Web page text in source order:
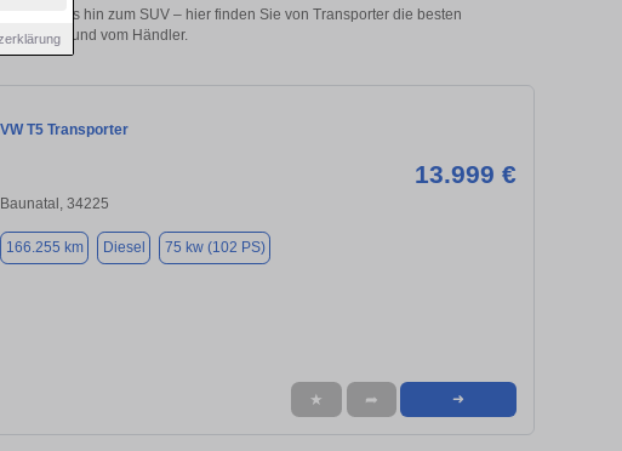
bis hin zum SUV – hier finden Sie von Transporter die besten
privat und vom Händler.
VW T5 Transporter
13.999 €
Baunatal, 34225
166.255 km Diesel 75 kw (102 PS)
★ ➦ ➜